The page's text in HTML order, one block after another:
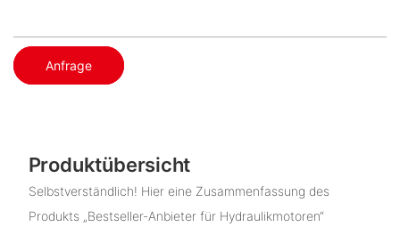
Anfrage
Produktübersicht
Selbstverständlich! Hier eine Zusammenfassung des
Produkts „Bestseller-Anbieter für Hydraulikmotoren“